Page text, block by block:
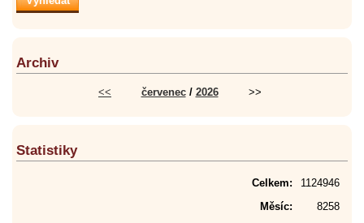
Archiv
<< červenec/ 2026 >>
Statistiky
Celkem:
1124946
Měsíc:
8258